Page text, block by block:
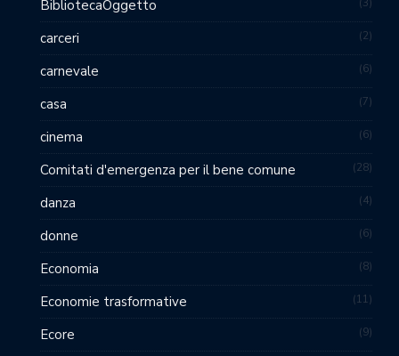
BibliotecaOggetto
carceri 2
carnevale 6
casa 7
cinema 6
Comitati d'emergenza per il bene comune 28
danza 4
donne 6
Economia 8
Economie trasformative 11
Ecore 9